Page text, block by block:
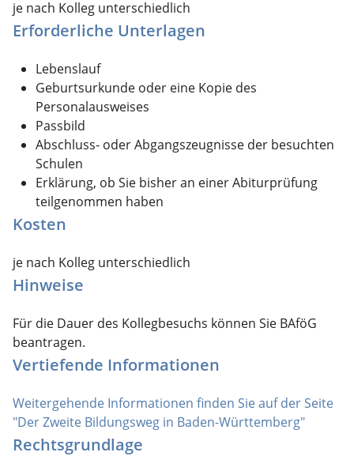
je nach Kolleg unterschiedlich
Erforderliche Unterlagen
Lebenslauf
Geburtsurkunde oder eine Kopie des
Personalausweises
Passbild
Abschluss- oder Abgangszeugnisse der besuchten
Schulen
Erklärung, ob Sie bisher an einer Abiturprüfung
teilgenommen haben
Kosten
je nach Kolleg unterschiedlich
Hinweise
Für die Dauer des Kollegbesuchs können Sie BAföG
beantragen.
Vertiefende Informationen
Weitergehende Informationen finden Sie auf der Seite
"Der Zweite Bildungsweg in Baden-Württemberg"
Rechtsgrundlage